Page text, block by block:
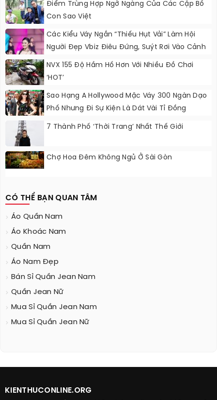
Điểm Trùng Hợp Ngỡ Ngàng Của Các Cặp Bố
Con Sao Việt
Các Kiểu Váy Ngắn “thiếu Hụt Vải” Làm Hội
Người Đẹp Vbiz Điêu Đứng, Suýt Rơi Vào Cảnh
NVX 155 Độ Hầm Hố Hơn Với Nhiều Đồ Chơi
‘HOT’
Sao Hạng A Hollywood Mặc Váy 300 Ngàn Dạo
Phố Nhưng Đi Sự Kiện Là Dát Vài Tỉ Đồng
7 Thành Phố ‘thời Trang’ Nhất Thế Giới
Chợ Hoa Đêm Không Ngủ Ở Sài Gòn
CÓ THỂ BẠN QUAN TÂM
Áo Quần Nam
Áo Khoác Nam
Quần Nam
Áo Nam Đẹp
Bán Sỉ Quần Jean Nam
Quần Jean Nữ
Mua Sỉ Quần Jean Nam
Mua Sỉ Quần Jean Nữ
KIENTHUCONLINE.ORG